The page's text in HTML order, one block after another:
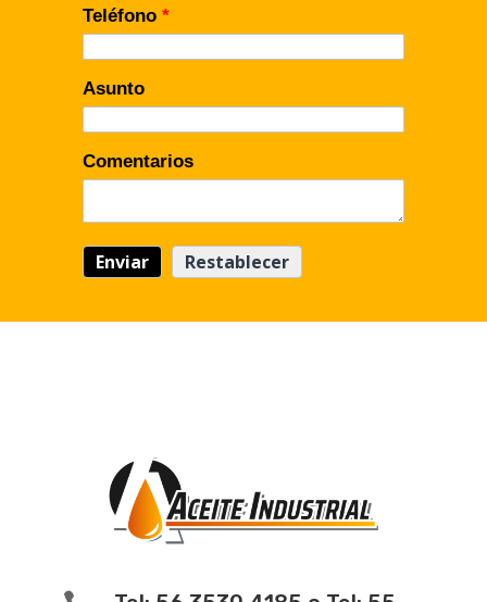
Teléfono *
Asunto
Comentarios